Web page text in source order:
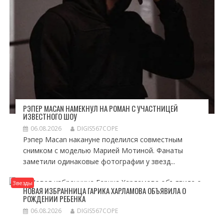
РЭПЕР MACAN НАМЕКНУЛ НА РОМАН С УЧАСТНИЦЕЙ
ИЗВЕСТНОГО ШОУ
06.08.2026 DIGIS567COPE
Рэпер Macan накануне поделился совместным
снимком с моделью Марией Мотиной. Фанаты
заметили одинаковые фотографии у звезд...
Звезды
НОВАЯ ИЗБРАННИЦА ГАРИКА ХАРЛАМОВА ОБЪЯВИЛА О
РОЖДЕНИИ РЕБЕНКА
06.08.2026 DIGIS567COPE